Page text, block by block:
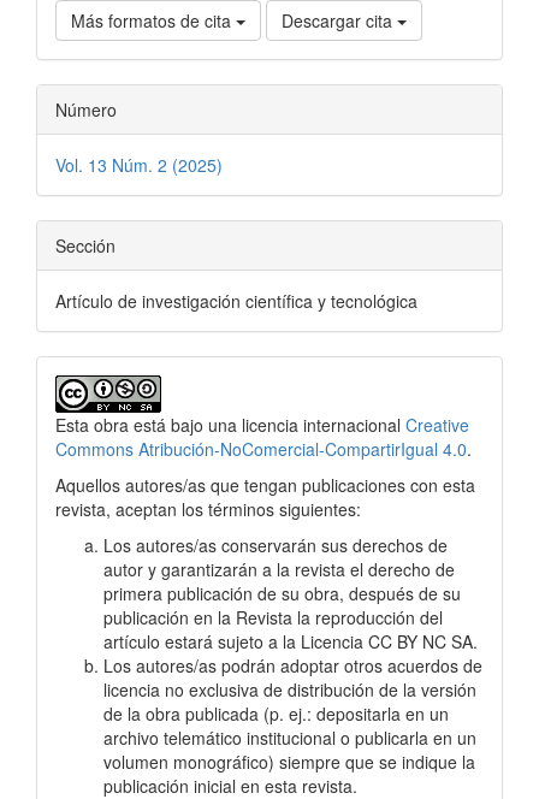
Más formatos de cita Descargar cita
Número
Vol. 13 Núm. 2 (2025)
Sección
Artículo de investigación científica y tecnológica
Esta obra está bajo una licencia internacional Creative
Commons Atribución-NoComercial-CompartirIgual 4.0.
Aquellos autores/as que tengan publicaciones con esta
revista, aceptan los términos siguientes:
Los autores/as conservarán sus derechos de
autor y garantizarán a la revista el derecho de
primera publicación de su obra, después de su
publicación en la Revista la reproducción del
artículo estará sujeto a la Licencia CC BY NC SA.
Los autores/as podrán adoptar otros acuerdos de
licencia no exclusiva de distribución de la versión
de la obra publicada (p. ej.: depositarla en un
archivo telemático institucional o publicarla en un
volumen monográfico) siempre que se indique la
publicación inicial en esta revista.